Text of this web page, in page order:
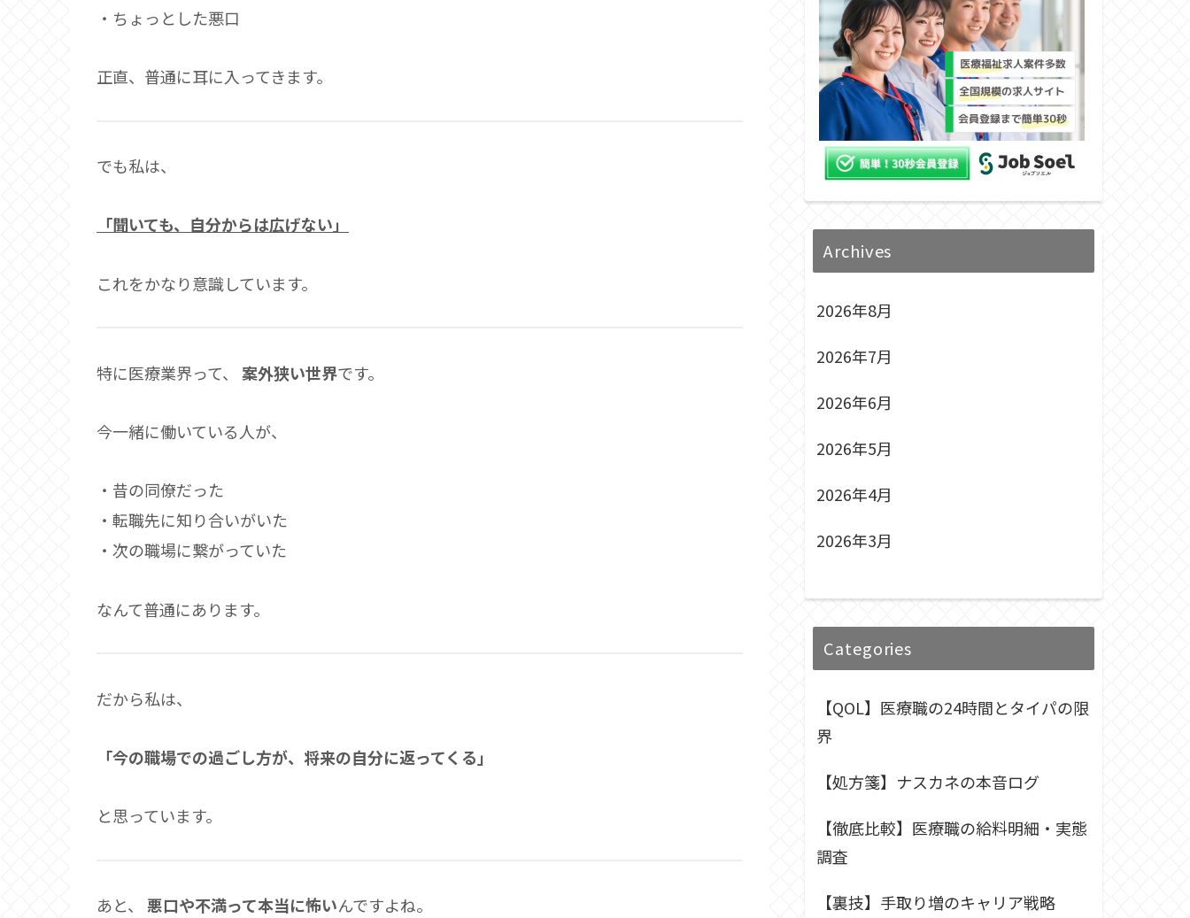
・ちょっとした悪口
正直、普通に耳に入ってきます。
でも私は、
「聞いても、自分からは広げない」
これをかなり意識しています。
特に医療業界って、 案外狭い世界です。
今一緒に働いている人が、
・昔の同僚だった
・転職先に知り合いがいた
・次の職場に繋がっていた
なんて普通にあります。
だから私は、
「今の職場での過ごし方が、将来の自分に返ってくる」
と思っています。
あと、 悪口や不満って本当に怖いんですよね。
Archives
2026年8月
2026年7月
2026年6月
2026年5月
2026年4月
2026年3月
Categories
【QOL】医療職の24時間とタイパの限
界
【処方箋】ナスカネの本音ログ
【徹底比較】医療職の給料明細・実態
調査
【裏技】手取り増のキャリア戦略